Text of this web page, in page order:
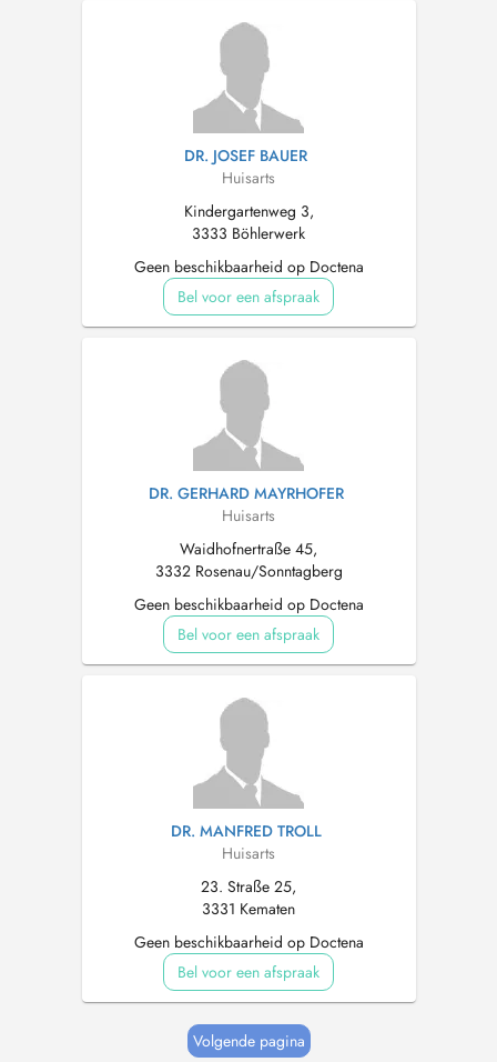
DR. JOSEF BAUER
Huisarts
Kindergartenweg 3,
3333 Böhlerwerk
Geen beschikbaarheid op Doctena
Bel voor een afspraak
DR. GERHARD MAYRHOFER
Huisarts
Waidhofnertraße 45,
3332 Rosenau/Sonntagberg
Geen beschikbaarheid op Doctena
Bel voor een afspraak
DR. MANFRED TROLL
Huisarts
23. Straße 25,
3331 Kematen
Geen beschikbaarheid op Doctena
Bel voor een afspraak
Volgende pagina